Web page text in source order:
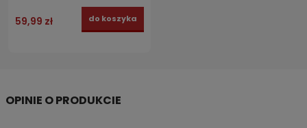
59,99 zł do koszyka